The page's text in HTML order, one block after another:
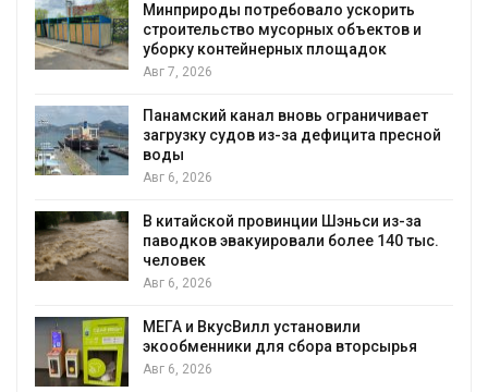
Минприроды потребовало ускорить
строительство мусорных объектов и
уборку контейнерных площадок
Авг 7, 2026
Панамский канал вновь ограничивает
загрузку судов из-за дефицита пресной
воды
Авг 6, 2026
В китайской провинции Шэньси из-за
паводков эвакуировали более 140 тыс.
человек
Авг 6, 2026
МЕГА и ВкусВилл установили
экообменники для сбора вторсырья
Авг 6, 2026